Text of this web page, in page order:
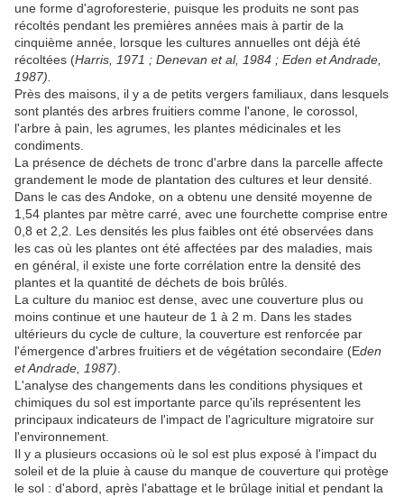
une forme d'agroforesterie, puisque les produits ne sont pas
récoltés pendant les premières années mais à partir de la
cinquième année, lorsque les cultures annuelles ont déjà été
récoltées (Harris, 1971 ; Denevan et al, 1984 ; Eden et Andrade,
1987).
Près des maisons, il y a de petits vergers familiaux, dans lesquels
sont plantés des arbres fruitiers comme l'anone, le corossol,
l'arbre à pain, les agrumes, les plantes médicinales et les
condiments.
La présence de déchets de tronc d'arbre dans la parcelle affecte
grandement le mode de plantation des cultures et leur densité.
Dans le cas des Andoke, on a obtenu une densité moyenne de
1,54 plantes par mètre carré, avec une fourchette comprise entre
0,8 et 2,2. Les densités les plus faibles ont été observées dans
les cas où les plantes ont été affectées par des maladies, mais
en général, il existe une forte corrélation entre la densité des
plantes et la quantité de déchets de bois brûlés.
La culture du manioc est dense, avec une couverture plus ou
moins continue et une hauteur de 1 à 2 m. Dans les stades
ultérieurs du cycle de culture, la couverture est renforcée par
l'émergence d'arbres fruitiers et de végétation secondaire (Eden
et Andrade, 1987)
L'analyse des changements dans les conditions physiques et
chimiques du sol est importante parce qu'ils représentent les
principaux indicateurs de l'impact de l'agriculture migratoire sur
l'environnement.
Il y a plusieurs occasions où le sol est plus exposé à l'impact du
soleil et de la pluie à cause du manque de couverture qui protège
le sol : d'abord, après l'abattage et le brûlage initial et pendant la